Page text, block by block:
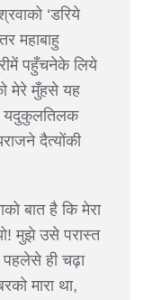
‘डरिये
महाबाहु
पहुँचनेके लिये
मेरे मुँहसे यह
यदुकुलतिलक
दैत्योंकी
बात है कि मेरा
मुझे उसे परास्त
ही चढ़ा
मारा था,